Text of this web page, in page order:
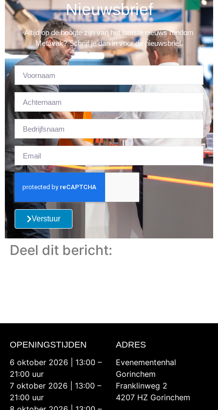
Nieuwsbrief
Altijd op de hoogte zijn van het laatste nieuws rondom
Metavak? Schrijf je dan in voor de nieuwsbrief.
Verstuur
Deel dit bericht:
OPENINGSTIJDEN
6 oktober 2026 | 13:00 –
21:00 uur
7 oktober 2026 | 13:00 –
21:00 uur
ADRES
Evenementenhal
Gorinchem
Franklinweg 2
4207 HZ Gorinchem